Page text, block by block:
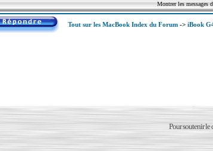
Montrer les messages
Tout sur les MacBook Index du Forum-> iBook
Pour soutenir le